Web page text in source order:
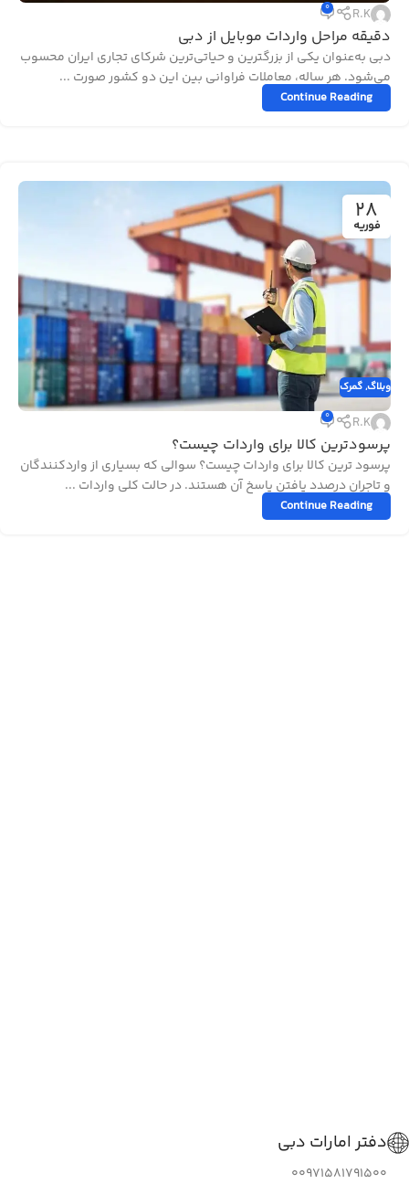
R.K
0
دقیقه مراحل واردات موبایل از دبی
دبی به‌عنوان یکی از بزرگترین و حیاتی‌ترین شرکای تجاری ایران محسوب
می‌شود. هر ساله، معاملات فراوانی بین این دو کشور صورت ...
Continue Reading
28
فوریه
وبلاگ,گمرک
R.K
0
پرسودترین کالا برای واردات چیست؟
پرسود ترین کالا برای واردات چیست؟ سوالی که بسیاری از واردکنندگان
و تاجران درصدد یافتن پاسخ آن هستند. در حالت کلی واردات ...
Continue Reading
دفتر امارات دبی
00971581791500